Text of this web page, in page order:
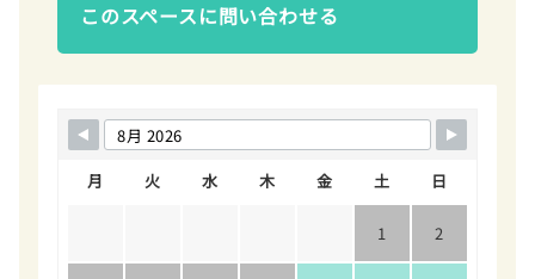
このスペースに問い合わせる
月 火 水 木 金 土 日
1 2